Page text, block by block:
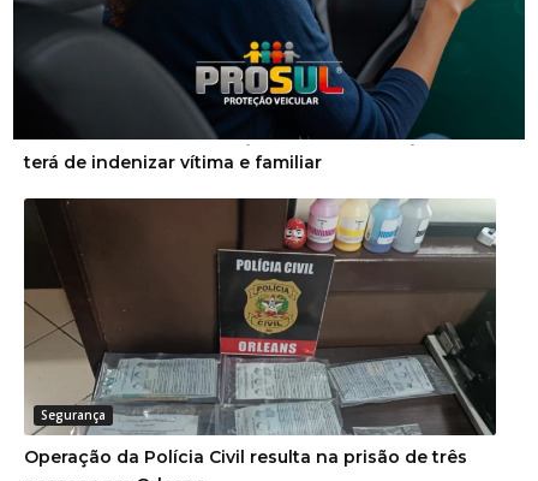
Homem que beijou criança de 11 anos à força agora
terá de indenizar vítima e familiar
Segurança
Operação da Polícia Civil resulta na prisão de três